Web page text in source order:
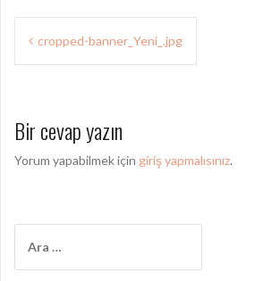
ı
d
l
cropped-banner_Yeni_.jpg
Bir cevap yazın
Yorum yapabilmek için giriş yapmalısınız.
a